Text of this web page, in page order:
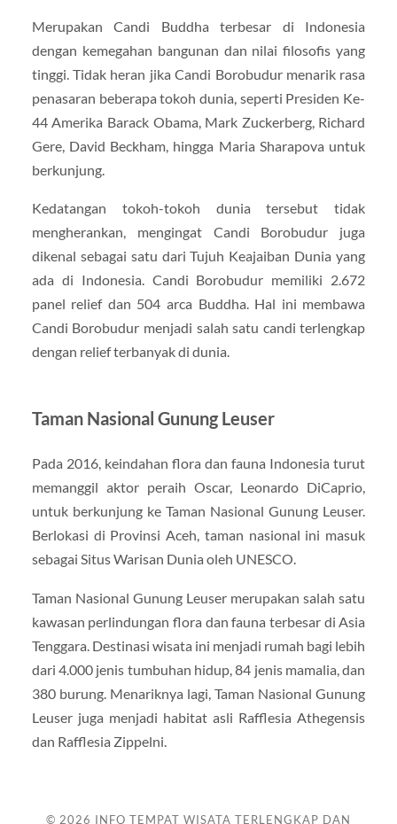
Merupakan Candi Buddha terbesar di Indonesia
dengan kemegahan bangunan dan nilai filosofis yang
tinggi. Tidak heran jika Candi Borobudur menarik rasa
penasaran beberapa tokoh dunia, seperti Presiden Ke-
44 Amerika Barack Obama, Mark Zuckerberg, Richard
Gere, David Beckham, hingga Maria Sharapova untuk
berkunjung.
Kedatangan tokoh-tokoh dunia tersebut tidak
mengherankan, mengingat Candi Borobudur juga
dikenal sebagai satu dari Tujuh Keajaiban Dunia yang
ada di Indonesia. Candi Borobudur memiliki 2.672
panel relief dan 504 arca Buddha. Hal ini membawa
Candi Borobudur menjadi salah satu candi terlengkap
dengan relief terbanyak di dunia.
Taman Nasional Gunung Leuser
Pada 2016, keindahan flora dan fauna Indonesia turut
memanggil aktor peraih Oscar, Leonardo DiCaprio,
untuk berkunjung ke Taman Nasional Gunung Leuser.
Berlokasi di Provinsi Aceh, taman nasional ini masuk
sebagai Situs Warisan Dunia oleh UNESCO.
Taman Nasional Gunung Leuser merupakan salah satu
kawasan perlindungan flora dan fauna terbesar di Asia
Tenggara. Destinasi wisata ini menjadi rumah bagi lebih
dari 4.000 jenis tumbuhan hidup, 84 jenis mamalia, dan
380 burung. Menariknya lagi, Taman Nasional Gunung
Leuser juga menjadi habitat asli Rafflesia Athegensis
dan Rafflesia Zippelni.
© 2026 INFO TEMPAT WISATA TERLENGKAP DAN